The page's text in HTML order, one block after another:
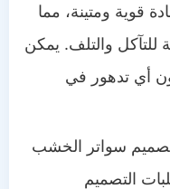
قوية ومتينة، مما
والتلف. يمكن
أي تدهور في
سواتر الخشب
التصميم